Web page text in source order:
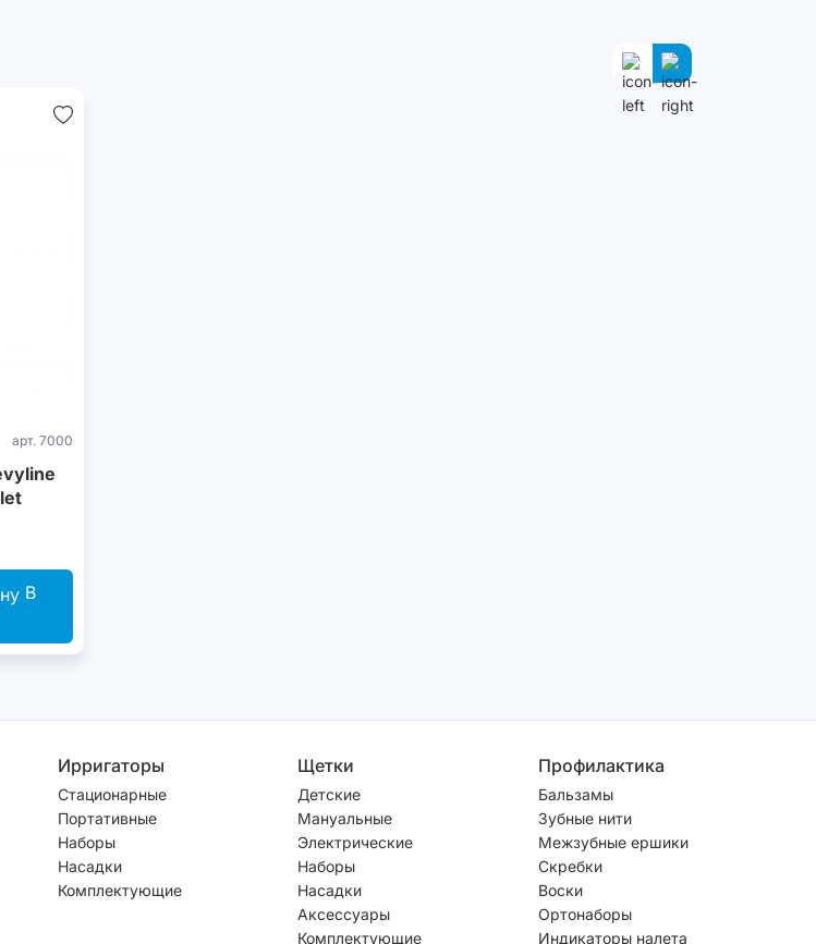
арт. 7000
В
Ирригаторы
Стационарные
Портативные
Наборы
Насадки
Комплектующие
Щетки
Детские
Мануальные
Электрические
Наборы
Насадки
Аксессуары
Комплектующие
Профилактика
Бальзамы
Зубные нити
Межзубные ершики
Скребки
Воски
Ортонаборы
Индикаторы налета